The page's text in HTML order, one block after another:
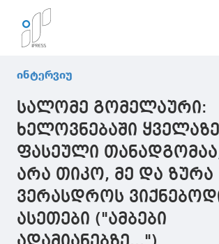
ინტერვიუ
სალომე გომელაური:
ხელოვნებაში ყველაზე
ფასეული
არა თიკო, მე და ზურა
ვერასდროს
ასეთები ("ამბები